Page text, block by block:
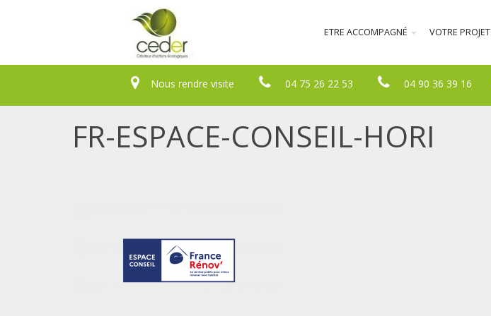
ETRE ACCOMPAGNÉ VOTRE PROJET
Nous rendre visite 04 75 26 22 53 04 90 36 39 16
FR-ESPACE-CONSEIL-HORI